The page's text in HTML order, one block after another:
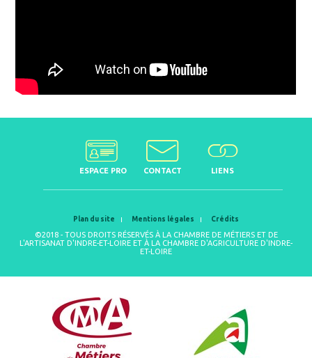
ESPACE PRO CONTACT LIENS
Plan du site Mentions légales Crédits
©2018 - TOUS DROITS RÉSERVÉS À LA CHAMBRE DE MÉTIERS ET DE
L'ARTISANAT D'INDRE-ET-LOIRE ET À LA CHAMBRE D'AGRICULTURE D'INDRE-
ET-LOIRE